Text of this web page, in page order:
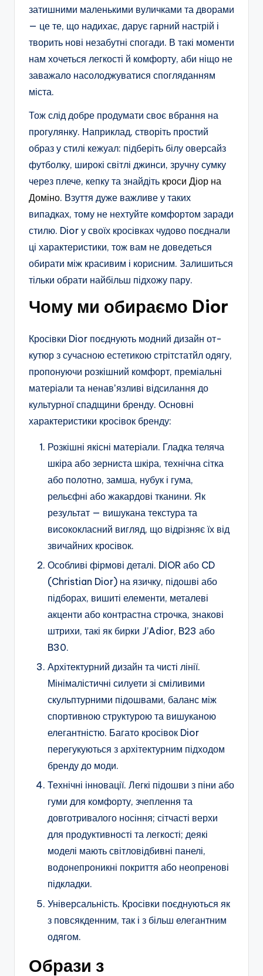
затишними маленькими вуличками та дворами
— це те, що надихає, дарує гарний настрій і
творить нові незабутні спогади. В такі моменти
нам хочеться легкості й комфорту, аби ніщо не
заважало насолоджуватися спогляданням
міста.
Тож слід добре продумати своє вбрання на
прогулянку. Наприклад, створіть простий
образ у стилі кежуал: підберіть білу оверсайз
футболку, широкі світлі джинси, зручну сумку
через плече, кепку та знайдіть кроси Діор на
Доміно. Взуття дуже важливе у таких
випадках, тому не нехтуйте комфортом заради
стилю. Dior у своїх кросівках чудово поєднали
ці характеристики, тож вам не доведеться
обирати між красивим і корисним. Залишиться
тільки обрати найбільш підхожу пару.
Чому ми обираємо Dior
Кросівки Dior поєднують модний дизайн от-
кутюр з сучасною естетикою стрітстатйл одягу,
пропонуючи розкішний комфорт, преміальні
матеріали та ненавʼязливі відсилання до
культурної спадщини бренду. Основні
характеристики кросівок бренду:
Розкішні якісні матеріали. Гладка теляча
шкіра або зерниста шкіра, технічна сітка
або полотно, замша, нубук і гума,
рельєфні або жакардові тканини. Як
результат — вишукана текстура та
висококласний вигляд, що відрізняє їх від
звичайних кросівок.
Особливі фірмові деталі. DIOR або CD
(Christian Dior) на язичку, підошві або
підборах, вишиті елементи, металеві
акценти або контрастна строчка, знакові
штрихи, такі як бирки J’Adior, B23 або
B30.
Архітектурний дизайн та чисті лінії.
Мінімалістичні силуети зі сміливими
скульптурними підошвами, баланс між
спортивною структурою та вишуканою
елегантністю. Багато кросівок Dior
перегукуються з архітектурним підходом
бренду до моди.
Технічні інновації. Легкі підошви з піни або
гуми для комфорту, зчеплення та
довготривалого носіння; сітчасті верхи
для продуктивності та легкості; деякі
моделі мають світловідбивні панелі,
водонепроникні покриття або неопренові
підкладки.
Універсальність. Кросівки поєднуються як
з повсякденним, так і з більш елегантним
одягом.
Образи з